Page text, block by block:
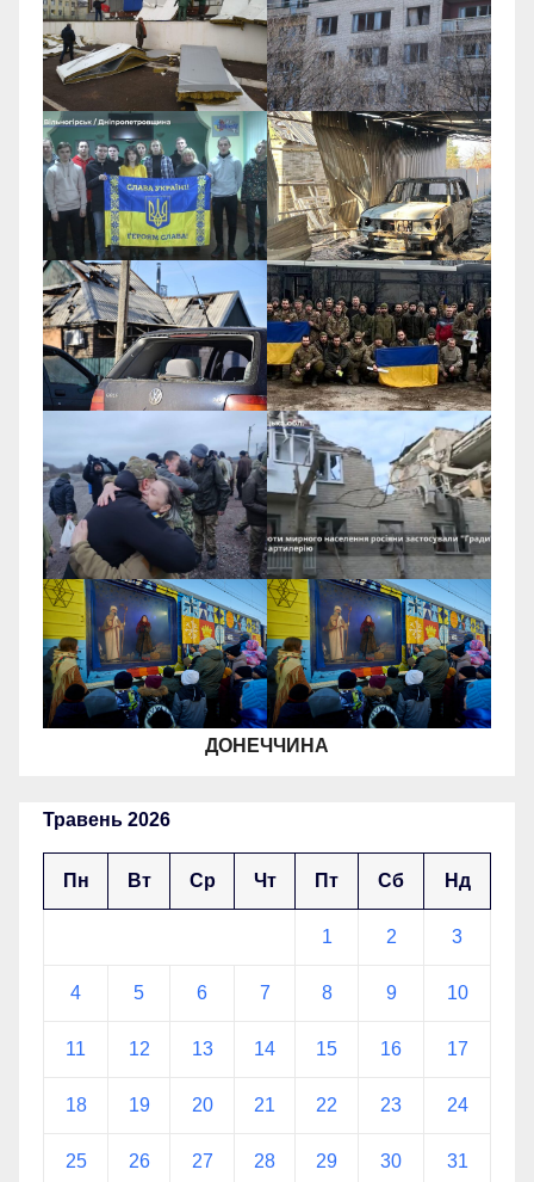
ДОНЕЧЧИНА
Травень 2026
Пн Вт Ср Чт Пт Сб Нд
1 2 3
4 5 6 7 8 9 10
11 12 13 14 15 16 17
18 19 20 21 22 23 24
25 26 27 28 29 30 31